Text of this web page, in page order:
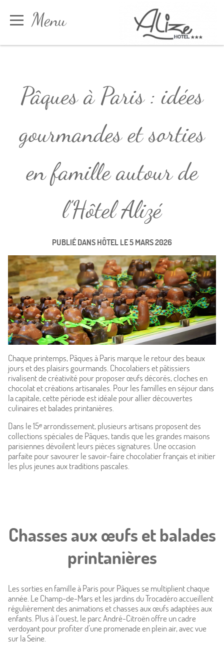
Menu
Réserver
Accueil
Hôtel & Services
Chambres
Offres
Situation
À proximité
Actualités
Pâques à Paris : idées
gourmandes et sorties
en famille autour de
l’Hôtel Alizé
PUBLIÉ DANSHÔTELLE5 MARS 2026
Chaque printemps, Pâques à Paris marque le retour des beaux
jours et des plaisirs gourmands. Chocolatiers et pâtissiers
rivalisent de créativité pour proposer œufs décorés, cloches en
chocolat et créations artisanales. Pour les familles en séjour dans
la capitale, cette période est idéale pour allier découvertes
culinaires et balades printanières.
Dans le 15ᵉ arrondissement, plusieurs artisans proposent des
collections spéciales de Pâques, tandis que les grandes maisons
parisiennes dévoilent leurs pièces signatures. Une occasion
parfaite pour savourer le savoir-faire chocolatier français et initier
les plus jeunes aux traditions pascales.
Chasses aux œufs et balades
printanières
Les sorties en famille à Paris pour Pâques se multiplient chaque
année. Le Champ-de-Mars et les jardins du Trocadéro accueillent
régulièrement des animations et chasses aux œufs adaptées aux
enfants. Plus à l’ouest, le parc André-Citroën offre un cadre
verdoyant pour profiter d’une promenade en plein air, avec vue
sur la Seine.